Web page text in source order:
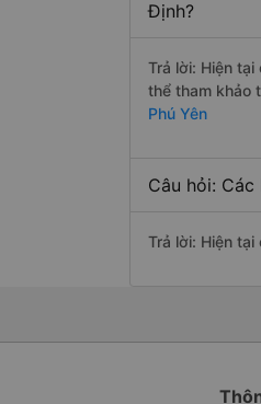
Định?
Trả lời: Hiện
thể tham khảo
Phú Yên
Câu hỏi:
Trả lời: Hiện